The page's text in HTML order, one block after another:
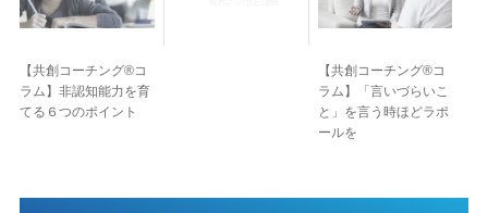
【共創コーチング®コ
ラム】非認知能力を育
てる６つのポイント
【共創コーチング®コ
ラム】「言いづらいこ
と」を言う時ほどラポ
ールを